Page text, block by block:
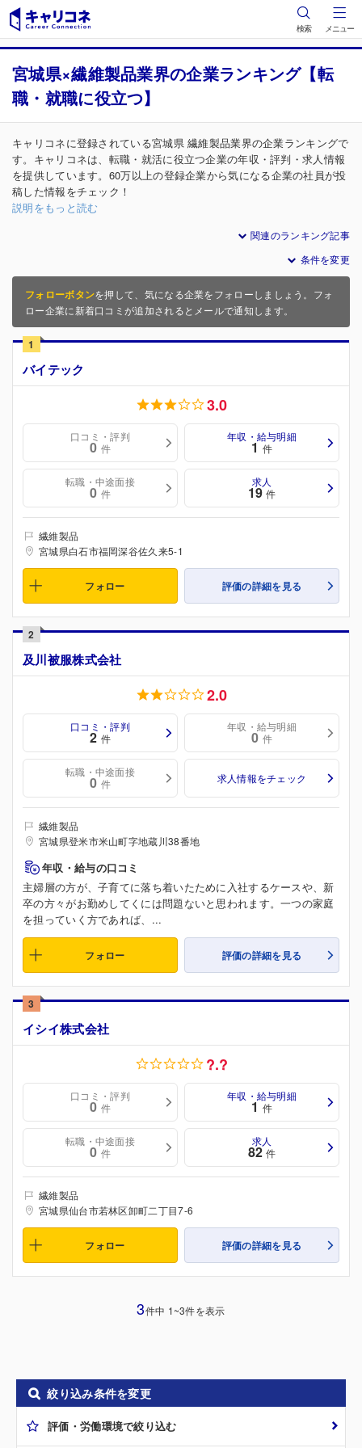
検索 メニュー
宮城県×繊維製品業界の企業ランキング【転
職・就職に役立つ】
キャリコネに登録されている宮城県 繊維製品業界の企業ランキングで
す。キャリコネは、転職・就活に役立つ企業の年収・評判・求人情報
を提供しています。60万以上の登録企業から気になる企業の社員が投
稿した情報をチェック！
説明をもっと読む
関連のランキング記事
条件を変更
フォローボタンを押して、気になる企業をフォローしましょう。フォ
ロー企業に新着口コミが追加されるとメールで通知します。
1
バイテック
3.0
口コミ・評判
0 件
年収・給与明細
1 件
転職・中途面接
0 件
求人
19 件
繊維製品
宮城県白石市福岡深谷佐久来5-1
フォロー 評価の詳細を見る
2
及川被服株式会社
2.0
口コミ・評判
2 件
年収・給与明細
0 件
転職・中途面接
0 件 求人情報をチェック
繊維製品
宮城県登米市米山町字地蔵川38番地
年収・給与の口コミ
主婦層の方が、子育てに落ち着いたために入社するケースや、新
卒の方々がお勤めしてくには問題ないと思われます。一つの家庭
を担っていく方であれば、...
フォロー 評価の詳細を見る
3
イシイ株式会社
?.?
口コミ・評判
0 件
年収・給与明細
1 件
転職・中途面接
0 件
求人
82 件
繊維製品
宮城県仙台市若林区卸町二丁目7-6
フォロー 評価の詳細を見る
3件中 1~3件を表示
絞り込み条件を変更
評価・労働環境で絞り込む